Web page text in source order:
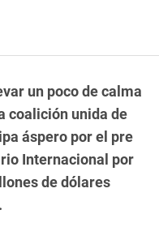
un poco de calma
coalición unida de
áspero por el pre
Internacional por
de dólares